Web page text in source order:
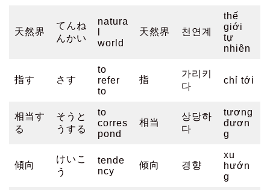
天然界
てんね
んかい
natura
world
天然界 천연계
thế
giới
tự
nhiên
指す さす
to
refer
to
指
가리키
다
chỉ tới
相当す
る
そうと
うする
to
corres
pond
相当
상당하
다
tương
đươn
g
傾向
けいこ
う
tende
ncy
倾向 경향
xu
hướn
g